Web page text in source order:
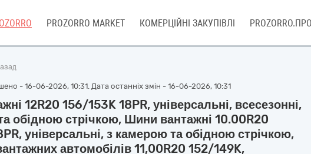
PROZORRO MARKET КОМЕРЦІЙНІ ЗАКУПІВЛІ
- 16-06-2026, 10:31. Дата останніх змін - 16-06-2026, 10:31
12R20 156/153K 18PR, універсальні, всесезонні,
обідною стрічкою, Шини вантажні 10.00R20
універсальні, з камерою та обідною стрічкою,
автомобілів 11,00R20 152/149K,